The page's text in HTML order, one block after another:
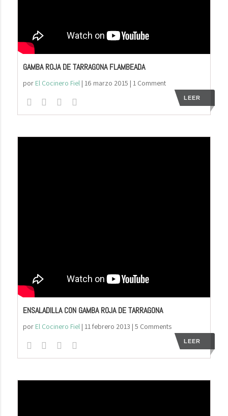
GAMBA ROJA DE TARRAGONA FLAMBEADA
por El Cocinero Fiel| 16 marzo 2015 | 1 Comment
LEER
ENSALADILLA CON GAMBA ROJA DE TARRAGONA
por El Cocinero Fiel| 11 febrero 2013 | 5 Comments
LEER